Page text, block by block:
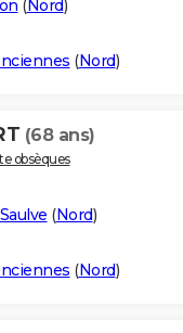
( Nord)
(Nord)
(68 ans)
obsèques
(Nord)
(Nord)